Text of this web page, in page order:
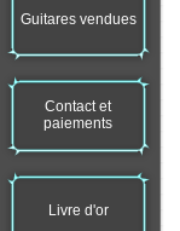
Guitares vendues
Contact et
paiements
Livre d'or